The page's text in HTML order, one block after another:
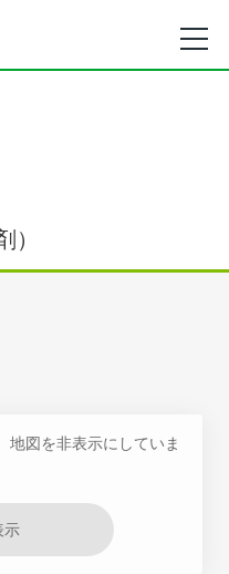
地図を非表示にしていま
示